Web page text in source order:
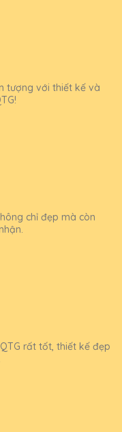
tượng với thiết kế và
chỉ đẹp mà còn
rất tốt, thiết kế đẹp